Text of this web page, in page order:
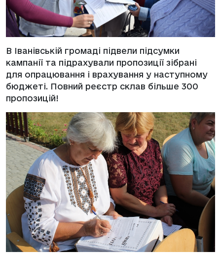
В Іванівській громаді підвели підсумки
кампанії та підрахували пропозиції зібрані
для опрацювання і врахування у наступному
бюджеті. Повний реєстр склав більше 300
пропозицій!